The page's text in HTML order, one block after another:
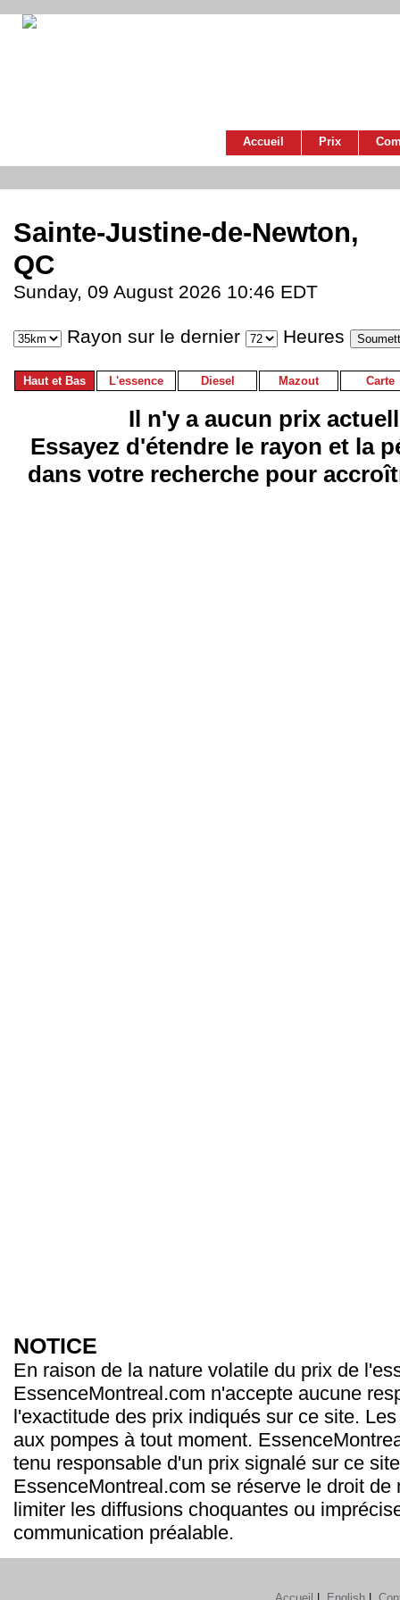
Accueil Prix
Sainte-Justine-de-Newton,
QC
Sunday, 09 August 2026 10:46 EDT
Rayon sur le dernier Heures
Haut et Bas L'essence Diesel Mazout Carte
Il n'y a aucun prix
Essayez d'étendre le rayon et la
dans votre recherche pour
NOTICE
En raison de la nature volatile du prix de
EssenceMontreal.com n'accepte aucune
l'exactitude des prix indiqués sur ce site.
aux pompes à tout moment.
tenu responsable d'un prix signalé sur ce
EssenceMontreal.com se réserve le droit de
limiter les diffusions choquantes ou
communication préalable.